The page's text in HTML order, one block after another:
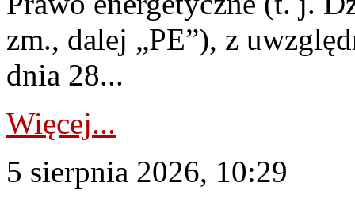
zm., dalej „PE”), z
dnia 28...
Więcej...
5 sierpnia 2026, 10:29